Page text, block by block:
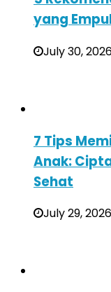
yang
July 30,
7 Tips
Anak:
Sehat
July 29, 2026